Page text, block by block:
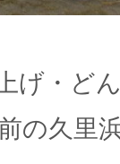
げ・ど
の久里